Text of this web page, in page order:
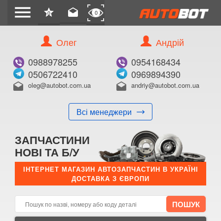
menu star
0 drafts 0
Олег
0988978255
0506722410
drafts oleg@autobot.com.ua
Всі менеджери
Андрій
0954168434
0969894390
drafts andriy@autobot.com.ua
ЗАПЧАСТИНИ
НОВІ ТА Б/У
ІНТЕРНЕТ МАГАЗИН АВТОЗАПЧАСТИН В УКРАЇНІ
ДОСТАВКА З ЄВРОПИ
КУПИТИ
Оригінальний номер:
Примітка:
E-mail:
Телефон: